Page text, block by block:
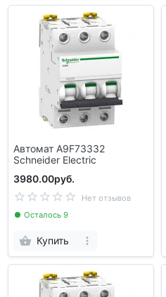
Автомат A9F73332
Schneider Electric
3980.00руб.
Нет отзывов
Осталось 9
Купить